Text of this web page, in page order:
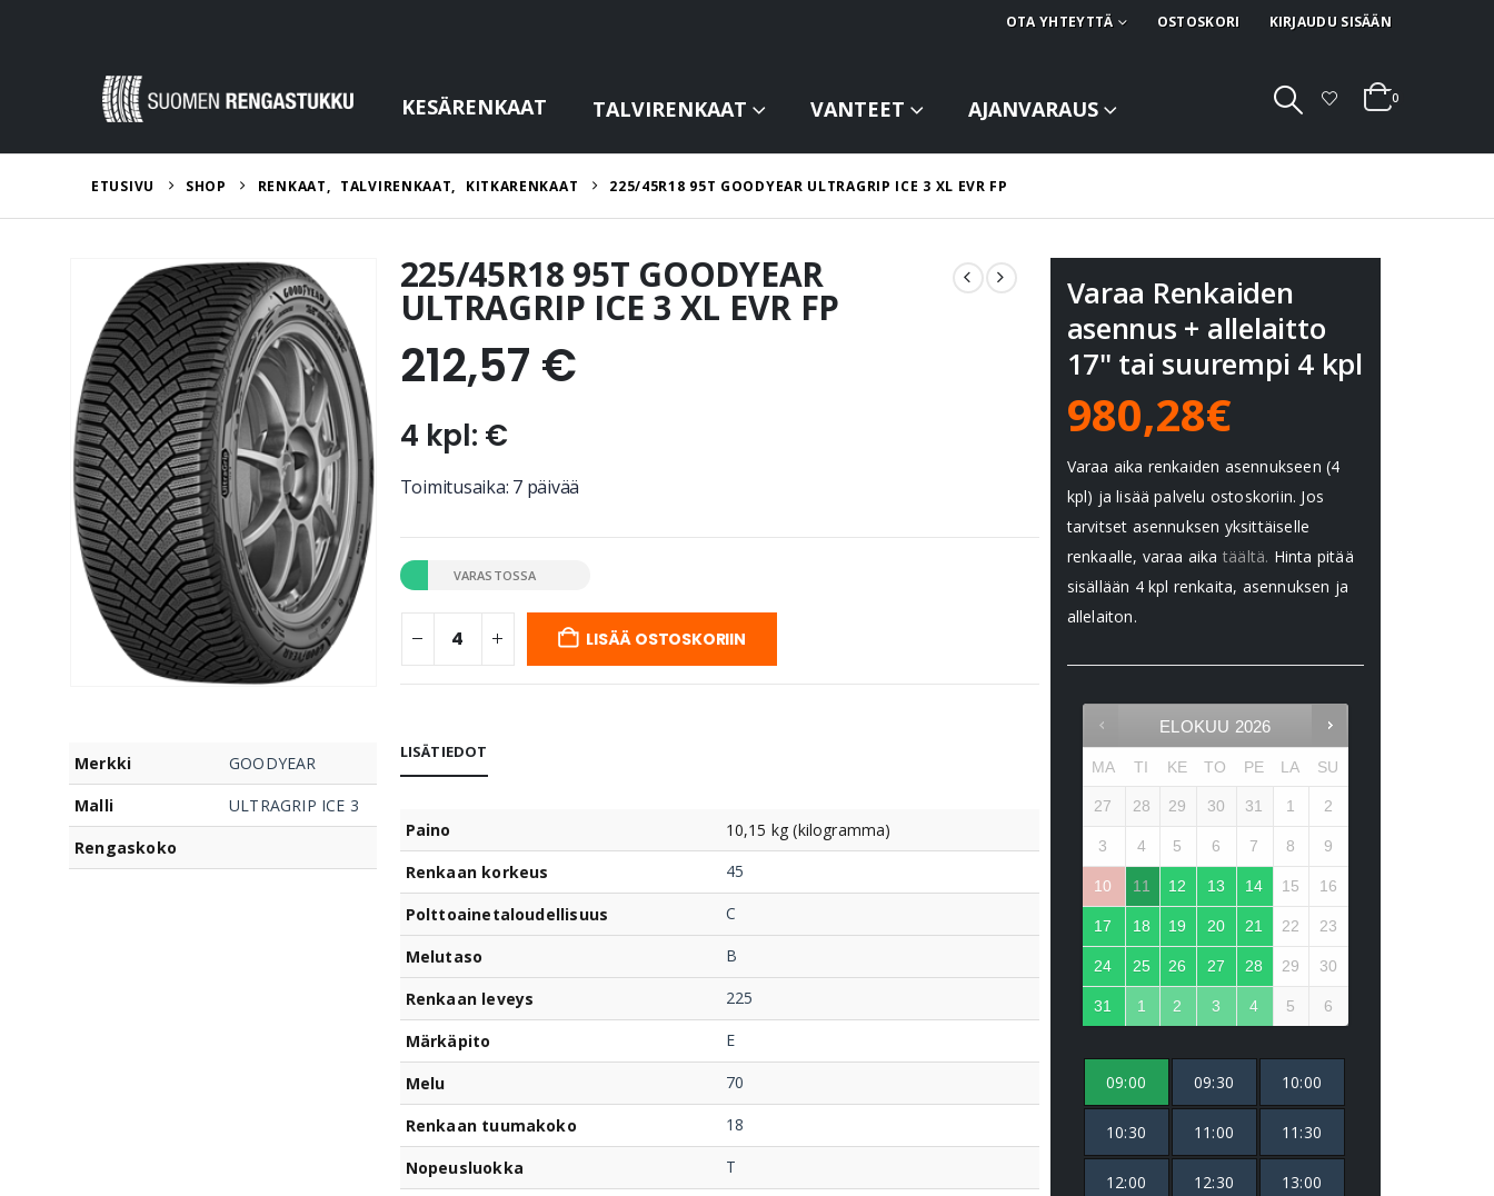
OTA YHTEYTTÄ OSTOSKORI KIRJAUDU SISÄÄN
KESÄRENKAAT TALVIRENKAAT VANTEET AJANVARAUS 0
ETUSIVU SHOP RENKAAT, TALVIRENKAAT, KITKARENKAAT 225/45R18 95T GOODYEAR ULTRAGRIP ICE 3 XL EVR FP
Merkki
GOODYEAR
Malli
ULTRAGRIP ICE 3
Rengaskoko
225/45R18 95T GOODYEAR
ULTRAGRIP ICE 3 XL EVR FP
212,57 €
4 kpl: €
Toimitusaika: 7 päivää
VARASTOSSA
LISÄÄ OSTOSKORIIN
LISÄTIEDOT
Paino
10,15 kg (kilogramma)
Renkaan korkeus
45
Polttoainetaloudellisuus C
Melutaso B
Renkaan leveys 225
Märkäpito E
Melu 70
Renkaan tuumakoko 18
Nopeusluokka T
Varaa Renkaiden
asennus + allelaitto
17" tai suurempi 4 kpl
980,28€
Varaa aika renkaiden asennukseen (4
kpl) ja lisää palvelu ostoskoriin. Jos
tarvitset asennuksen yksittäiselle
renkaalle, varaa aika täältä. Hinta pitää
sisällään 4 kpl renkaita, asennuksen ja
allelaiton.
ELOKUU 2026
MA TI KE TO PE LA SU
27 28 29 30 31 1 2
3 4 5 6 7 8 9
10 11 12 13 14 15 16
17 18 19 20 21 22 23
24 25 26 27 28 29 30
31 1 2 3 4 5 6
09:00 09:30 10:00
10:30 11:00 11:30
12:00 12:30 13:00